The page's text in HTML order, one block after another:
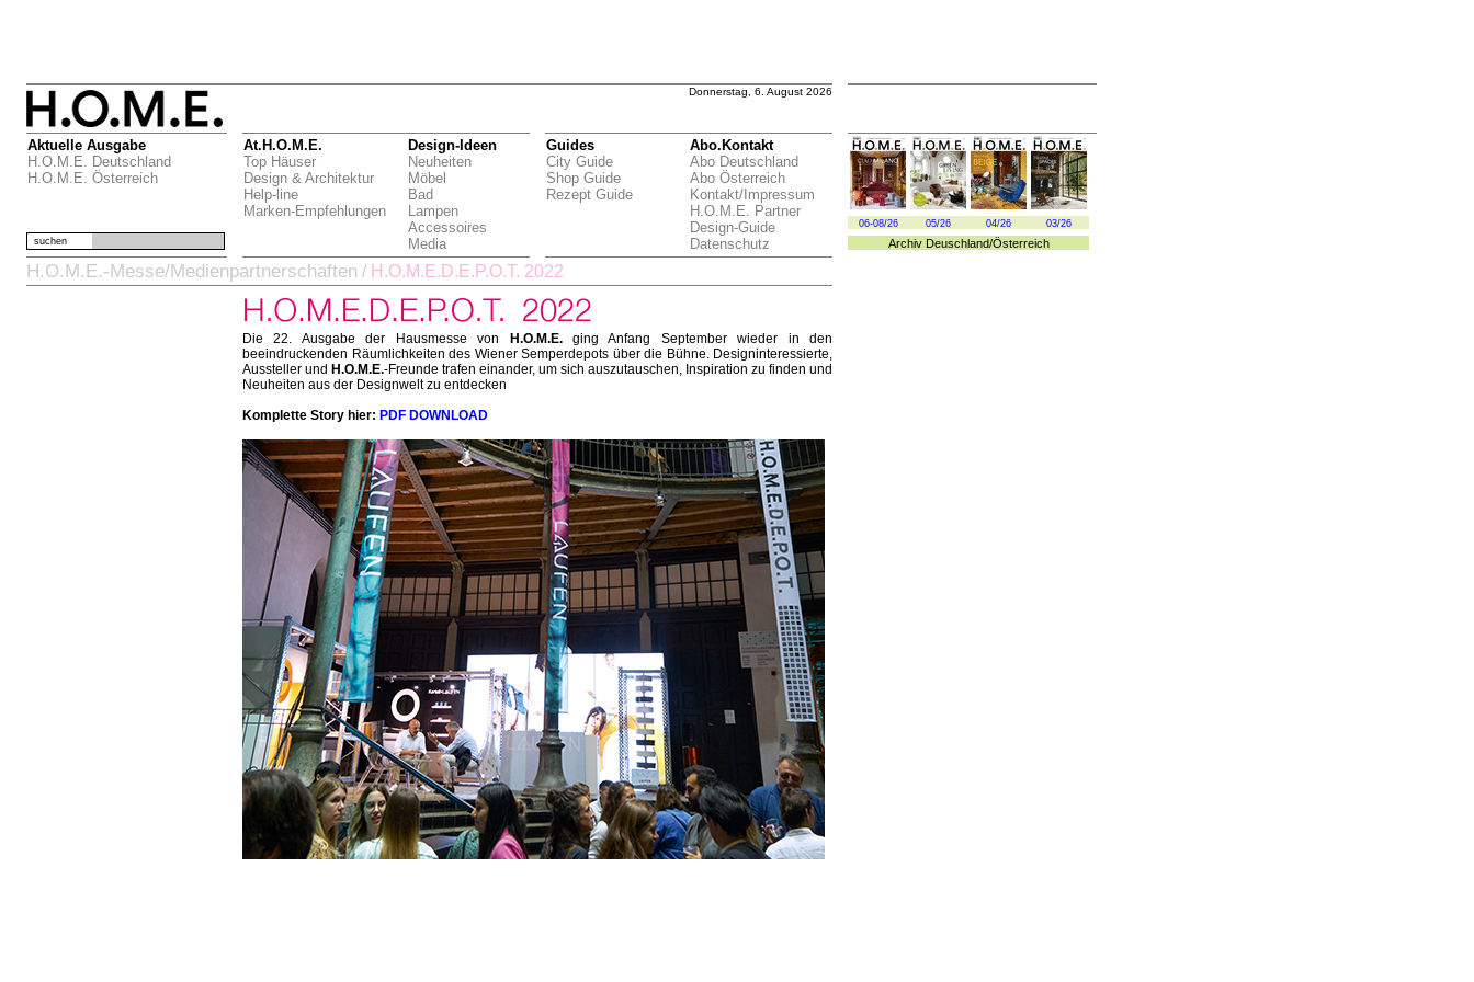
Donnerstag, 6. August 2026
Aktuelle Ausgabe
H.O.M.E. Deutschland
H.O.M.E. Österreich
At.H.O.M.E.
Top Häuser
Design & Architektur
Help-line
Marken-Empfehlungen
Design-Ideen
Neuheiten
Möbel
Bad
Lampen
Accessoires
Media
Guides
City Guide
Shop Guide
Rezept Guide
Abo.Kontakt
Abo Deutschland
Abo Österreich
Kontakt/Impressum
H.O.M.E. Partner
Design-Guide
Datenschutz
06-08/26 05/26 04/26 03/26
Archiv Deuschland/Österreich
suchen
H.O.M.E.-Messe/Medienpartnerschaften / H.O.M.E.D.E.P.O.T. 2022
Die 22. Ausgabe der Hausmesse von H.O.M.E.ging Anfang September wieder in den
beeindruckenden Räumlichkeiten des Wiener Semperdepots über die Bühne. Designinteressierte,
Aussteller und H.O.M.E.-Freunde trafen einander, um sich auszutauschen, Inspiration zu finden und
Neuheiten aus der Designwelt zu entdecken
Komplette Story hier: PDF DOWNLOAD